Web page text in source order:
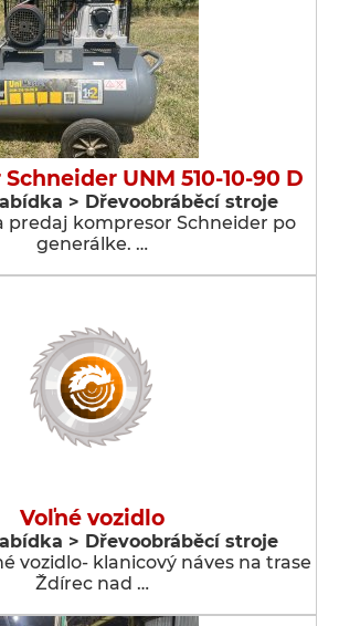
UNM 510-10-90 D
> Dřevoobráběcí stroje
predaj kompresor Schneider po
generálke. …
Voľné vozidlo
> Dřevoobráběcí stroje
vozidlo- klanicový náves na trase
Ždírec nad …